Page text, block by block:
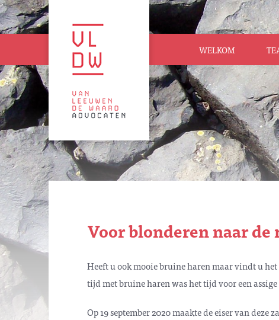
WELKOM
Voor blonderen naar de
Heeft u ook mooie bruine haren maar vindt u
tijd met bruine haren was het tijd voor een
Op 19 september 2020 maakte de eiser van